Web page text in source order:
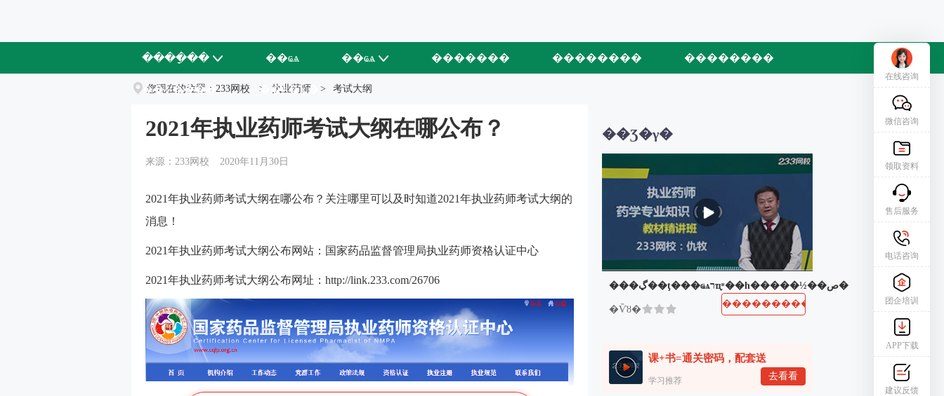
����ָ�� ��ҩѧ ��ҩѧ ������� �������� ��������
��У���� ��ʦ�Ŷ�
您现在的位置： 233网校 > 执业药师 > 考试大纲
2021年执业药师考试大纲在哪公布？
来源：233网校 2020年11月30日
2021年执业药师考试大纲在哪公布？关注哪里可以及时知道2021年执业药师考试大纲的
消息！
2021年执业药师考试大纲公布网站：国家药品监督管理局执业药师资格认证中心
2021年执业药师考试大纲公布网址： http://link.233.com/26706
��Ʒ�γ�
���ڲ��ţ���ҩѧרҵ֪ʶ��һ�����½��ص�
�Ѷȣ�
����������
课+书=通关密码，配套送
学习推荐 去看看
在线咨询
微信咨询
领取资料
售后服务
电话咨询
团企培训
APP下载
建议反馈